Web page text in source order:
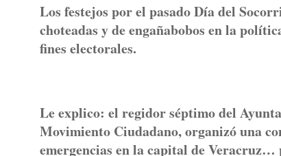
Los festejos por el pasado Día del
choteadas y de engañabobos en la
fines electorales.
Le explico: el regidor séptimo del
Movimiento Ciudadano, organizó una
emergencias en la capital de